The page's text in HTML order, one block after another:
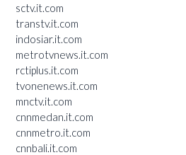
sctv.it.com
transtv.it.com
indosiar.it.com
metrotvnews.it.com
rctiplus.it.com
tvonenews.it.com
mnctv.it.com
cnnmedan.it.com
cnnmetro.it.com
cnnbali.it.com